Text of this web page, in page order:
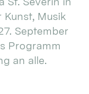
Musik
September
Programm
an alle.